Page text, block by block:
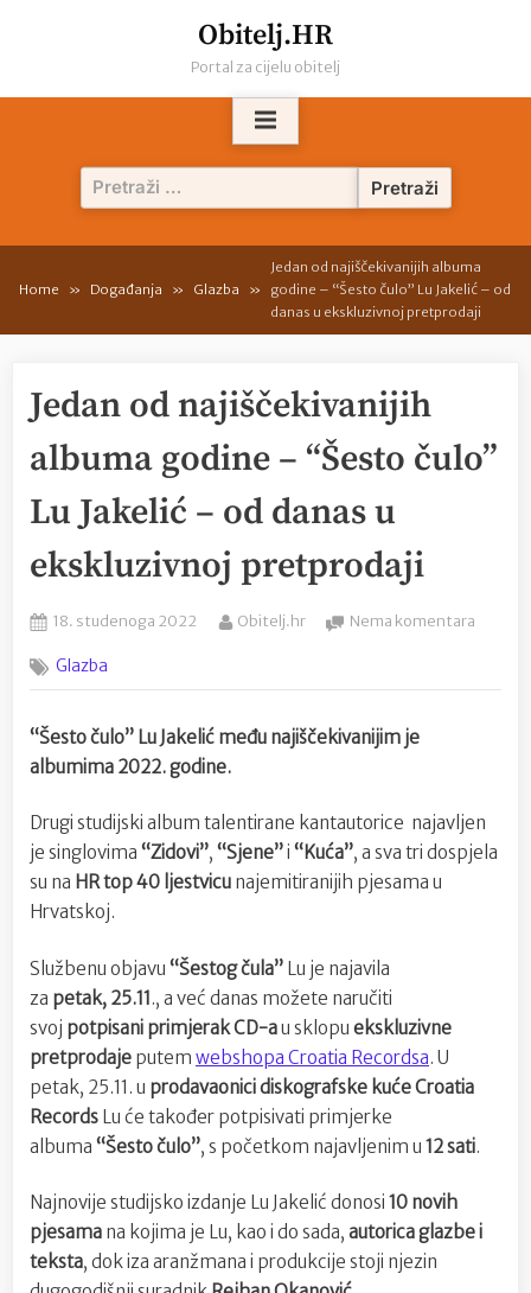
Obitelj.HR
Portal za cijelu obitelj
Pretraži:
Home Događanja Glazba
Jedan od najiščekivanijih albuma
godine – “Šesto čulo” Lu Jakelić – od
danas u ekskluzivnoj pretprodaji
Jedan od najiščekivanijih
albuma godine – “Šesto čulo”
Lu Jakelić – od danas u
ekskluzivnoj pretprodaji
Posted
18. studenoga 2022 By
Obitelj.hr Nema komentara
čulo”
Lu
Glazba
“Šesto čulo” Lu Jakelić među najiščekivanijim je
albumima 2022. godine.
Drugi studijski album talentirane kantautorice najavljen
je singlovima “Zidovi”, “Sjene”i “Kuća”, a sva tri dospjela
su na HR top 40 ljestvicu najemitiranijih pjesama u
Hrvatskoj.
Službenu objavu “Šestog čula” Lu je najavila
za petak, 25.11., a već danas možete naručiti
svoj potpisani primjerakCD-au sklopu ekskluzivne
pretprodaje putem webshopa Croatia Recordsa. U
petak, 25.11. u prodavaonici diskografske kuće Croatia
Records Lu će također potpisivati primjerke
albuma “Šesto čulo”, s početkom najavljenim u 12 sati.
Najnovije studijsko izdanje Lu Jakelić donosi 10 novih
pjesama na kojima je Lu, kao i do sada, autorica glazbe i
teksta, dok iza aranžmana i produkcije stoji njezin